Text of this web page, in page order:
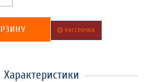
РАССРОЧКА
Характеристики